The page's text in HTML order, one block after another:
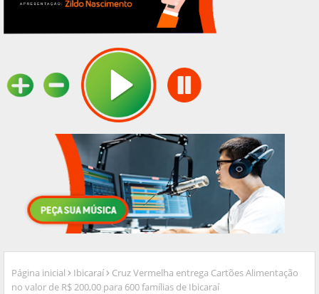
Página inicial Ibicaraí
Cruz Vermelha entrega Cartões Alimentação
no valor de R$ 200,00 para 600 famílias de Ibicaraí